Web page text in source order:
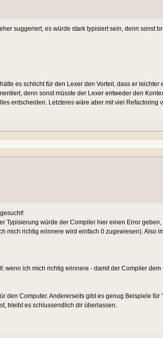
suggeriert, es würde stark typisiert sein, denn sonst
es schlicht für den Lexer den Vorteil, dass er leichter
denn sonst müsste der Lexer entweder den
entscheiden. Letzteres wäre aber mit viel Refactoring
Typisierung würde der Compiler hier einen Error
mich richtig erinnere wird einfach 0 zugewiesen). Also
wenn ich mich richtig erinnere - damit der Compiler dem
den Computer. Andererseits gibt es genug Beispiele für
bleibt es schlussendlich dir überlassen.